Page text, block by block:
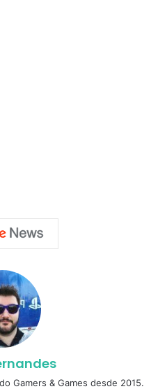
Gamers & Games desde 2015.